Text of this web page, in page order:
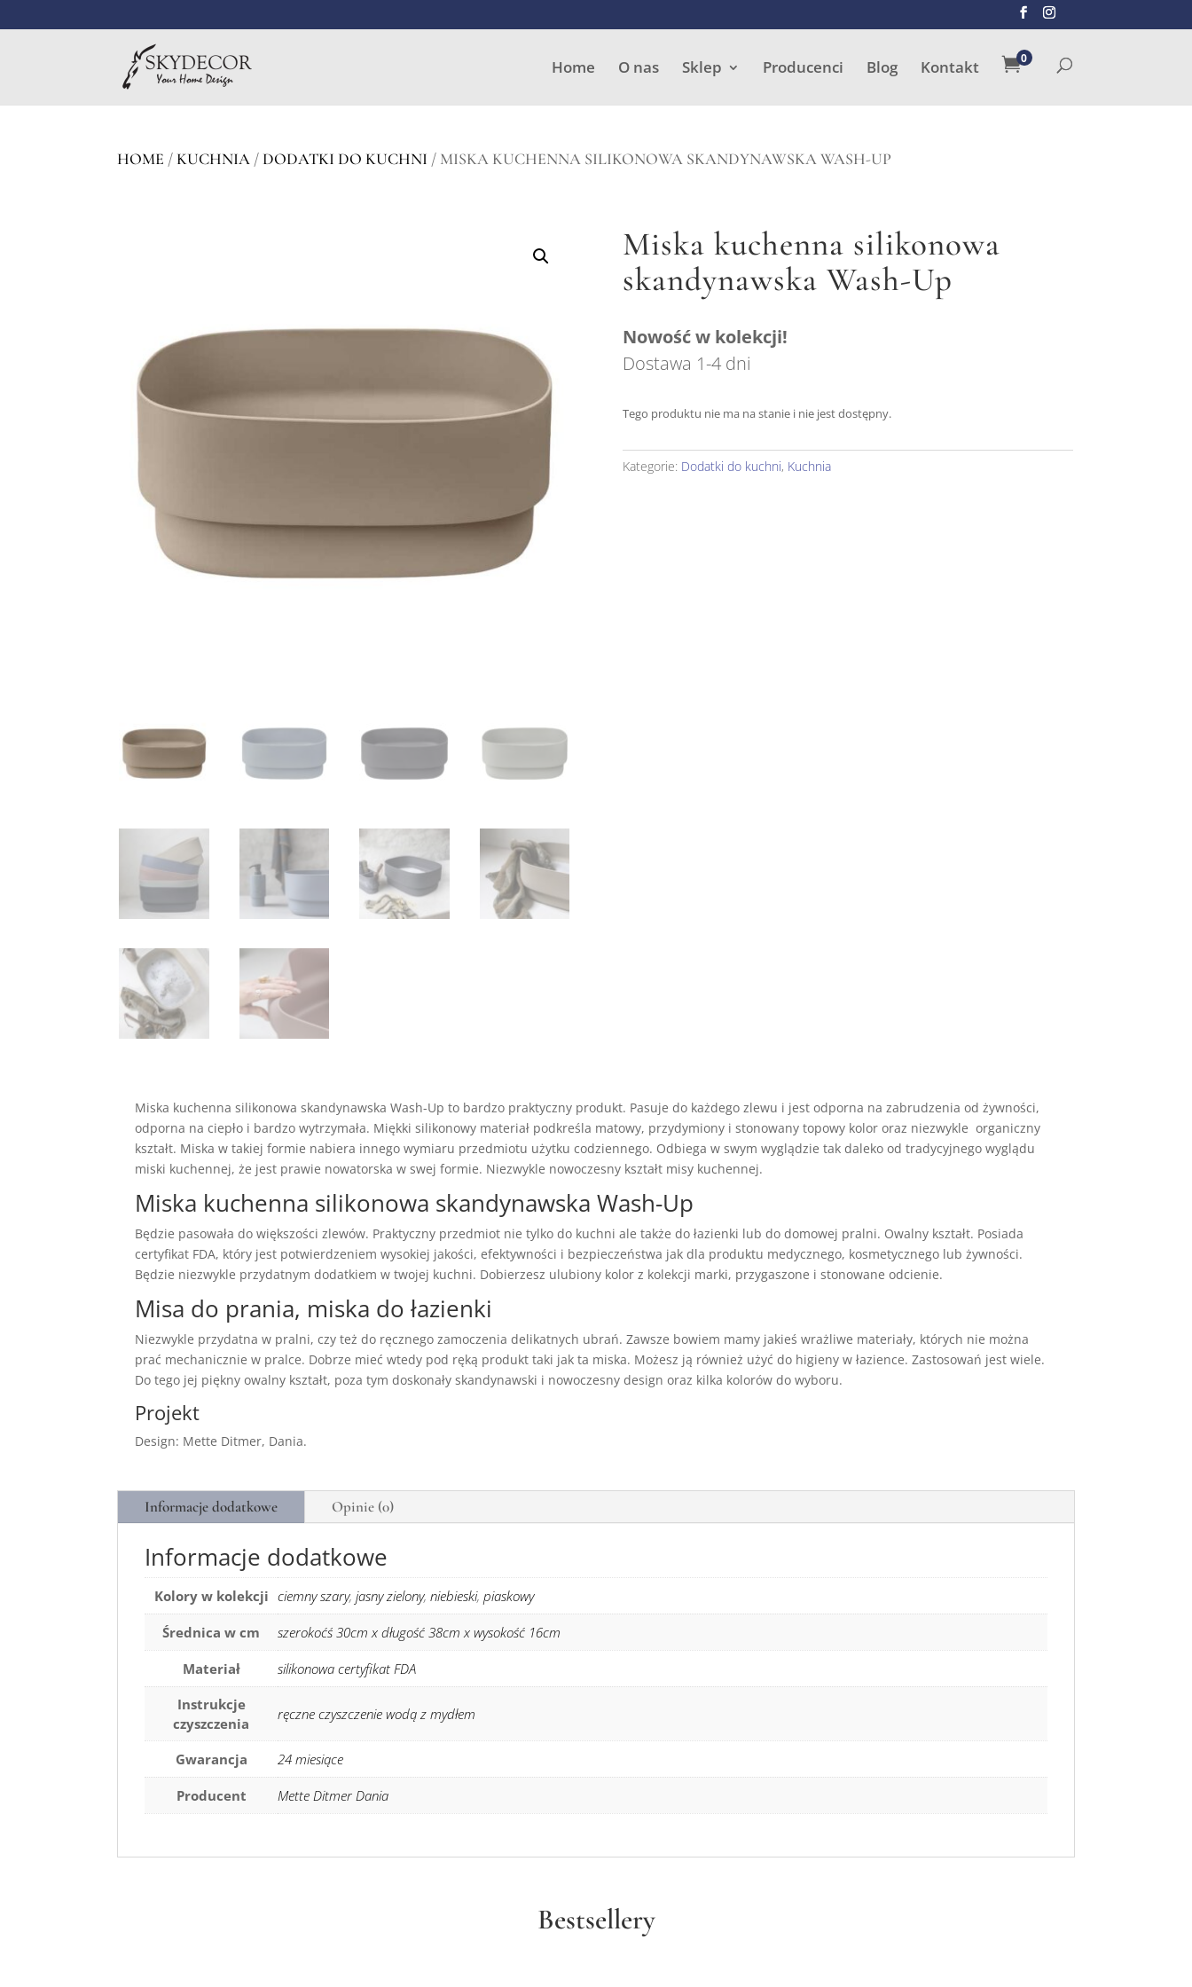
Home O nas Sklep Producenci Blog Kontakt 0
Wyszukiwarka
HOME /KUCHNIA /DODATKI DO KUCHNI / MISKA KUCHENNA SILIKONOWA SKANDYNAWSKA WASH-UP
Miska kuchenna silikonowa
skandynawska Wash-Up
Nowość w kolekcji!
Dostawa 1-4 dni
Tego produktu nie ma na stanie i nie jest dostępny.
Kategorie: Dodatki do kuchni, Kuchnia
Miska kuchenna silikonowa skandynawska Wash-Up to bardzo praktyczny produkt. Pasuje do każdego zlewu i jest odporna na zabrudzenia od żywności,
odporna na ciepło i bardzo wytrzymała. Miękki silikonowy materiał podkreśla matowy, przydymiony i stonowany topowy kolor oraz niezwykle organiczny
kształt. Miska w takiej formie nabiera innego wymiaru przedmiotu użytku codziennego. Odbiega w swym wyglądzie tak daleko od tradycyjnego wyglądu
miski kuchennej, że jest prawie nowatorska w swej formie. Niezwykle nowoczesny kształt misy kuchennej.
Miska kuchenna silikonowa skandynawska Wash-Up
Będzie pasowała do większości zlewów. Praktyczny przedmiot nie tylko do kuchni ale także do łazienki lub do domowej pralni. Owalny kształt. Posiada
certyfikat FDA, który jest potwierdzeniem wysokiej jakości, efektywności i bezpieczeństwa jak dla produktu medycznego, kosmetycznego lub żywności.
Będzie niezwykle przydatnym dodatkiem w twojej kuchni. Dobierzesz ulubiony kolor z kolekcji marki, przygaszone i stonowane odcienie.
Misa do prania, miska do łazienki
Niezwykle przydatna w pralni, czy też do ręcznego zamoczenia delikatnych ubrań. Zawsze bowiem mamy jakieś wrażliwe materiały, których nie można
prać mechanicznie w pralce. Dobrze mieć wtedy pod ręką produkt taki jak ta miska. Możesz ją również użyć do higieny w łazience. Zastosowań jest wiele.
Do tego jej piękny owalny kształt, poza tym doskonały skandynawski i nowoczesny design oraz kilka kolorów do wyboru.
Projekt
Design: Mette Ditmer, Dania.
Informacje dodatkowe Opinie (0)
Informacje dodatkowe
Kolory w kolekcji ciemny szary, jasny zielony, niebieski, piaskowy
Średnica w cm szerokoćś 30cm x długość 38cm x wysokość 16cm
Materiał
silikonowa certyfikat FDA
Instrukcje
czyszczenia
ręczne czyszczenie wodą z mydłem
Gwarancja 24 miesiące
Producent Mette Ditmer Dania
Bestsellery